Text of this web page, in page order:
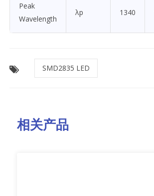
Peak
Wavelength
λp 1340
SMD2835 LED
相关产品